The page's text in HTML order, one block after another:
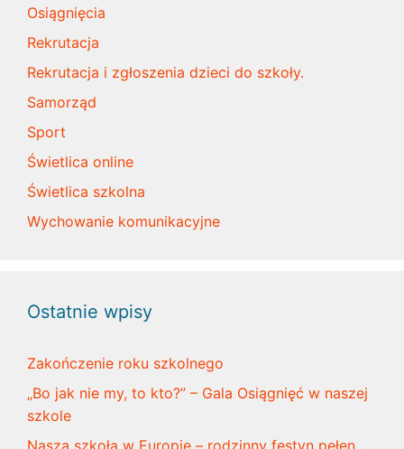
Osiągnięcia
Rekrutacja
Rekrutacja i zgłoszenia dzieci do szkoły.
Samorząd
Sport
Świetlica online
Świetlica szkolna
Wychowanie komunikacyjne
Ostatnie wpisy
Zakończenie roku szkolnego
„Bo jak nie my, to kto?” – Gala Osiągnięć w naszej
szkole
Nasza szkoła w Europie – rodzinny festyn pełen